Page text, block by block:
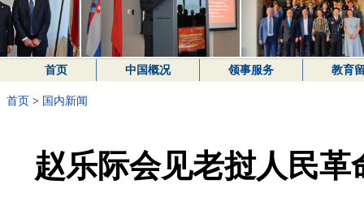
首页 中国概况 领事服务 教育
首页 > 国内新闻
赵乐际会见老挝人民